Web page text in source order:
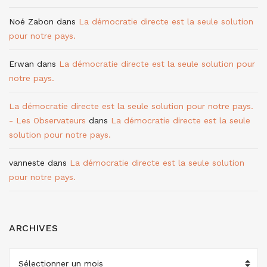
Noé Zabon dans La démocratie directe est la seule solution
pour notre pays.
Erwan dans La démocratie directe est la seule solution pour
notre pays.
La démocratie directe est la seule solution pour notre pays.
- Les Observateurs dans La démocratie directe est la seule
solution pour notre pays.
vanneste dans La démocratie directe est la seule solution
pour notre pays.
ARCHIVES
ARCHIVES